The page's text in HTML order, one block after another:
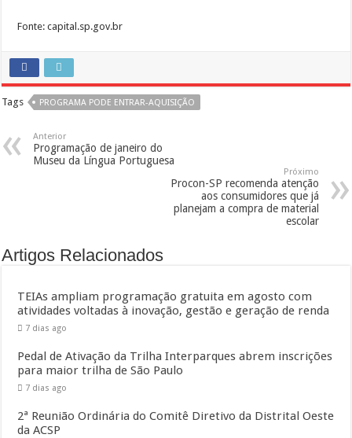
Fonte: capital.sp.gov.br
Tags PROGRAMA PODE ENTRAR-AQUISIÇÃO
Anterior
Programação de janeiro do
Museu da Língua Portuguesa
Próximo
Procon-SP recomenda atenção
aos consumidores que já
planejam a compra de material
escolar
Artigos Relacionados
TEIAs ampliam programação gratuita em agosto com
atividades voltadas à inovação, gestão e geração de renda
7 dias ago
Pedal de Ativação da Trilha Interparques abrem inscrições
para maior trilha de São Paulo
7 dias ago
2ª Reunião Ordinária do Comitê Diretivo da Distrital Oeste
da ACSP